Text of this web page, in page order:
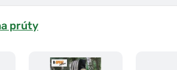
prúty